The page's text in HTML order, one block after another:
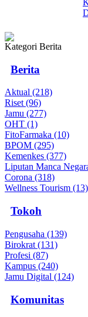
Kategori Berita
Berita
Aktual (218)
Riset (96)
Jamu (277)
OHT (1)
FitoFarmaka (10)
BPOM (295)
Kemenkes (377)
Liputan Manca
Corona (318)
Wellness Tourism (13)
Tokoh
Pengusaha (139)
Birokrat (131)
Profesi (87)
Kampus (240)
Jamu Digital (124)
Komunitas